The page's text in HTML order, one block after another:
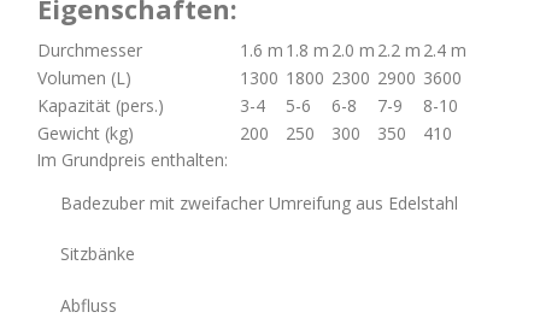
Eigenschaften:
Durchmesser 1.6 m 1.8 m 2.0 m 2.2 m 2.4 m
Volumen (L)
1300 1800 2300 2900 3600
Kapazität (pers.)
3-4 5-6 6-8 7-9
8-10
Gewicht (kg)
200 250 300 350
410
Im Grundpreis enthalten:
Badezuber mit zweifacher Umreifung aus Edelstahl
Sitzbänke
Abfluss